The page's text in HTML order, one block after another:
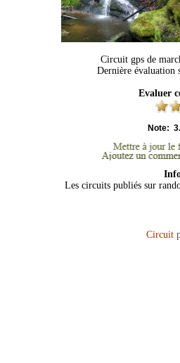
Circuit gps de
Dernière évaluation
Evaluer
Note:
Les circuits publiés sur
Circuit